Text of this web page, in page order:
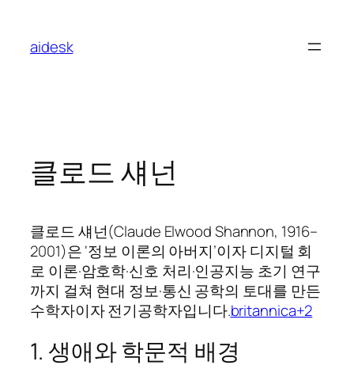
aidesk
클로드 섀넌
클로드 섀넌(Claude Elwood Shannon, 1916–
2001)은 ‘정보 이론의 아버지’이자 디지털 회
로 이론·암호학·신호 처리·인공지능 초기 연구
까지 걸쳐 현대 정보·통신 공학의 토대를 만든
수학자이자 전기공학자입니다.britannica+2
1. 생애와 학문적 배경